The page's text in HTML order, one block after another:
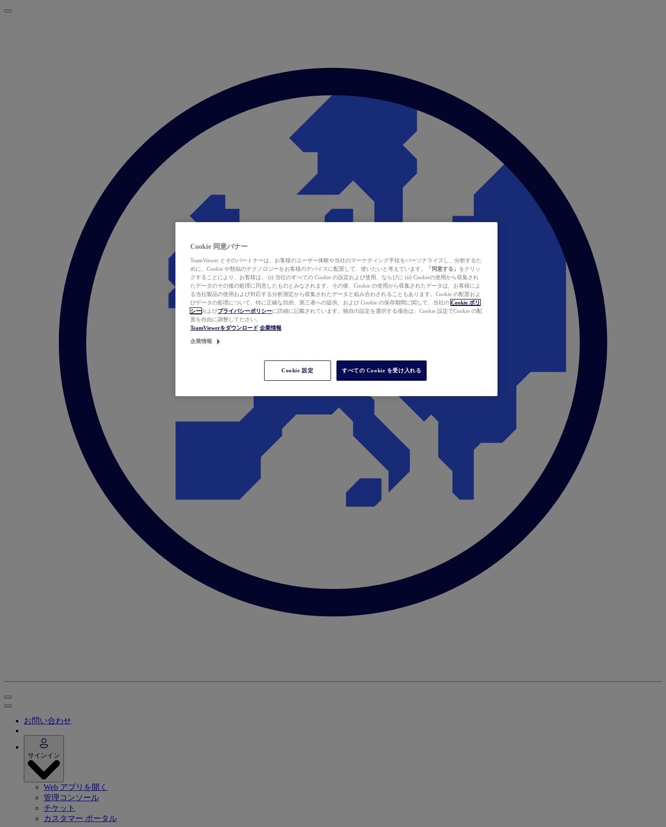
お問い合わせ
サインイン
Web アプリを開く
管理コンソール
チケット
カスタマー ポータル
Cookie 同意バナー
TeamViewer とそのパートナーは、お客様のユーザー体験や当社のマーケティング手段をパーソナライズし、分析するた
めに、Cookie や類似のテクノロジーをお客様のデバイスに配置して、使いたいと考えています。
「同意する」 をクリッ
クすることにより、お客様は、 (i) 当社のすべての Cookie の設定および使用、ならびに (ii) Cookieの使用から収集され
たデータのその後の処理に同意したものとみなされます。その後、Cookie の使用から収集されたデータは、お客様によ
る当社製品の使用および対応する分析測定から収集されたデータと組み合わされることもあります。Cookie の配置およ
びデータの処理について、特に正確な目的、第三者への提供、および Cookie の保存期間に関して、当社の Cookie ポリ
シーおよびプライバシーポリシーに詳細に記載されています。独自の設定を選択する場合は、Cookie 設定でCookie の配
置を自由に調整してださい。
TeamViewerをダウンロード 企業情報
企業情報
Cookie 設定 すべての Cookie を受け入れる